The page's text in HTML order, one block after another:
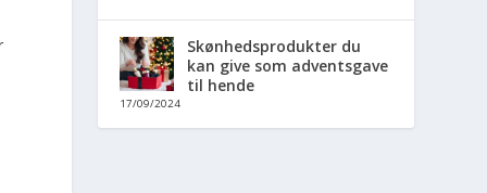
Skønhedsprodukter du
kan give som adventsgave
til hende
17/09/2024